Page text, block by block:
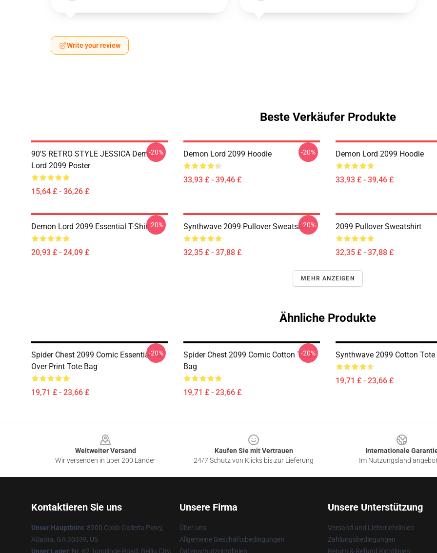
Write your review
Beste Verkäufer Produkte
90'S RETRO STYLE JESSICA Demon
Lord 2099 Poster
15,64 £ - 36,26 £
-20% Demon Lord 2099 Hoodie
33,93 £ - 39,46 £
-20% Demon Lord 2099 Hoodie
33,93 £ - 39,46 £
Demon Lord 2099 Essential T-Shirt
20,93 £ - 24,09 £
-20% Synthwave 2099 Pullover Sweatshirt
32,35 £ - 37,88 £
-20% 2099 Pullover Sweatshirt
32,35 £ - 37,88 £
MEHR ANZEIGEN
Ähnliche Produkte
Spider Chest 2099 Comic Essential All
Over Print Tote Bag
19,71 £ - 23,66 £
-20%
Spider Chest 2099 Comic Cotton Tote
Bag
19,71 £ - 23,66 £
-20% Synthwave 2099 Cotton Tote
19,71 £ - 23,66 £
Weltweiter Versand
Wir versenden in über 200 Länder
Kaufen Sie mit Vertrauen
24/7 Schutz von Klicks bis zur Lieferung
Internationale
Im Nutzungsland
Kontaktieren Sie uns
Unser Hauptbüro: 8200 Cobb Galleria Pkwy,
Atlanta, GA 30339, US
Unser Lager: Nr. 62 Tonglinge Road, Beiliu City,
Unsere Firma
Über uns
Allgemeine Geschäftsbedingungen
Datenschutzrichtlinien
Unsere Unterstützung
Versand und Lieferrichtlinien
Zahlungsbedingungen
Return & Refund Richtlinien